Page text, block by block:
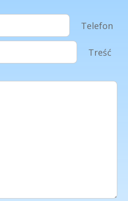
Telefon
Treść